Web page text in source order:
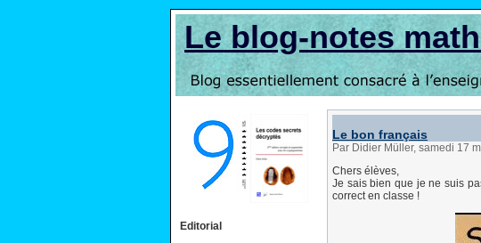
Le blog-notes
Editorial
Le bon français
Par Didier Müller, samedi 17
Chers élèves,
Je sais bien que je ne suis
correct en classe !